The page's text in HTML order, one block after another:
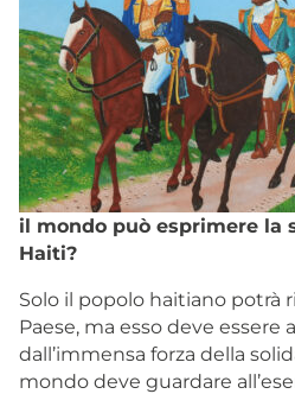
il mondo può esprimere la
Haiti?
Solo il popolo haitiano potrà
Paese, ma esso deve essere
dall’immensa forza della
mondo deve guardare